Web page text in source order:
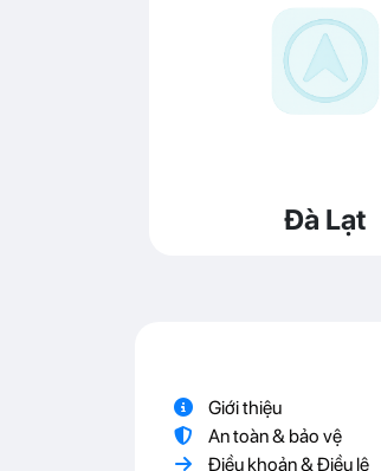
Đà Lạt
Giới thiệu
An toàn & bảo vệ
Điều khoản & Điều lệ